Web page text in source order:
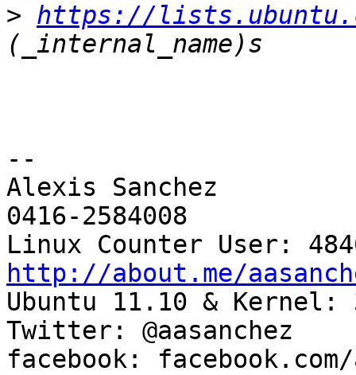
> https://
--
Alexis Sanchez
0416-2584008
http://about.me/
Ubuntu 11.10 &
Twitter: @aasanchez
facebook: facebook.com/